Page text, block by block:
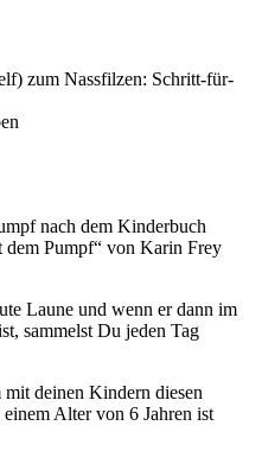
zum Nassfilzen: Schritt-für-
nach dem Kinderbuch
Pumpf“ von Karin Frey
Laune und wenn er dann im
sammelst Du jeden Tag
deinen Kindern diesen
Alter von 6 Jahren ist